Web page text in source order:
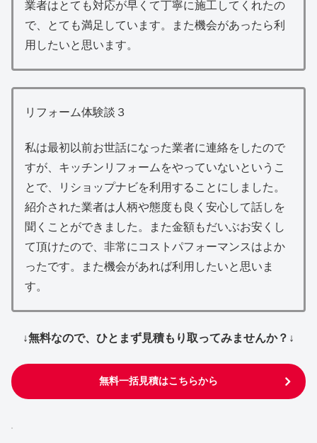
業者はとても対応が早くて丁寧に施工してくれたの
で、とても満足しています。また機会があったら利
用したいと思います。
リフォーム体験談３
私は最初以前お世話になった業者に連絡をしたので
すが、キッチンリフォームをやっていないというこ
とで、リショップナビを利用することにしました。
紹介された業者は人柄や態度も良く安心して話しを
聞くことができました。また金額もだいぶお安くし
て頂けたので、非常にコストパフォーマンスはよか
ったです。また機会があれば利用したいと思いま
す。
↓無料なので、ひとまず見積もり取ってみませんか？↓
無料一括見積はこちらから